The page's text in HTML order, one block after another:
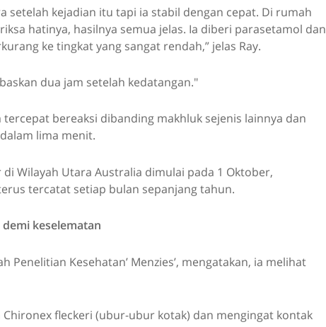
setelah kejadian itu tapi ia stabil dengan cepat. Di rumah
hatinya, hasilnya semua jelas. Ia diberi parasetamol dan
ke tingkat yang sangat rendah,” jelas Ray.
dua jam setelah kedatangan."
bereaksi dibanding makhluk sejenis lainnya dan
lima menit.
Wilayah Utara Australia dimulai pada 1 Oktober,
tercatat setiap bulan sepanjang tahun.
keselematan
Penelitian Kesehatan’ Menzies’, mengatakan, ia melihat
fleckeri (ubur-ubur kotak) dan mengingat kontak